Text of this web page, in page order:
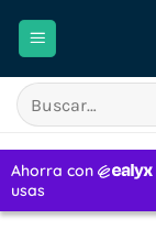
Buscar
por: